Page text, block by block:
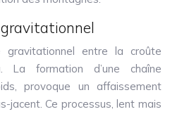
gravitationnel
gravitationnel entre la croûte
formation d’une chaîne
provoque un affaissement
jacent. Ce processus, lent mais